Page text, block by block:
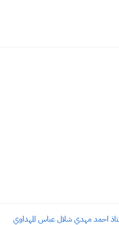
احمد مهدي شلال عباس المهداوي